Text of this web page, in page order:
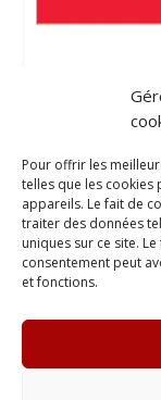
Pour offrir les
telles que les
appareils. Le fait de
traiter des données
uniques sur ce site.
consentement peut
et fonctions.